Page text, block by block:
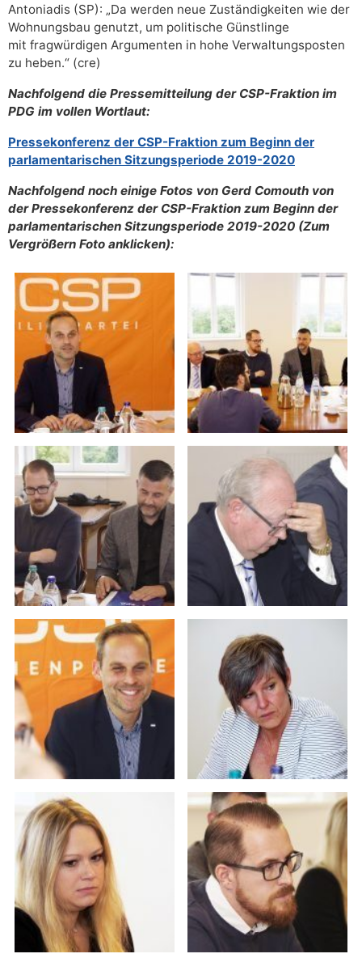
Antoniadis (SP): „Da werden neue Zuständigkeiten wie der
Wohnungsbau genutzt, um politische Günstlinge
mit fragwürdigen Argumenten in hohe Verwaltungsposten
zu heben.“ (cre)
Nachfolgend die Pressemitteilung der CSP-Fraktion im
PDG im vollen Wortlaut:
Pressekonferenz der CSP-Fraktion zum Beginn der
parlamentarischen Sitzungsperiode 2019-2020
Nachfolgend noch einige Fotos von Gerd Comouth von
derPressekonferenz der CSP-Fraktion zum Beginn der
parlamentarischen Sitzungsperiode 2019-2020 (Zum
Vergrößern Foto anklicken):